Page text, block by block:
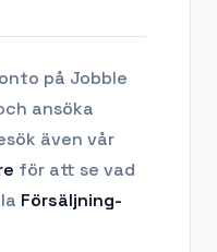
på Jobble
ansöka
även vår
för att se vad
Försäljning-